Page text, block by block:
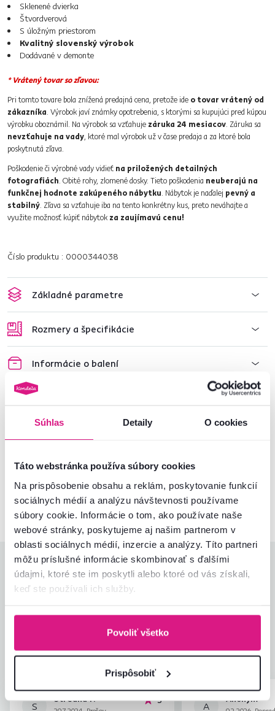
Súhlas Detaily O cookies
Táto webstránka používa súbory cookies
Na prispôsobenie obsahu a reklám, poskytovanie funkcií
sociálnych médií a analýzu návštevnosti používame
súbory cookie. Informácie o tom, ako používate naše
webové stránky, poskytujeme aj našim partnerom v
oblasti sociálnych médií, inzercie a analýzy. Títo partneri
môžu príslušné informácie skombinovať s ďalšími
údajmi, ktoré ste im poskytli alebo ktoré od vás získali,
keď ste používali ich služby.
Povoliť všetko
Prispôsobiť
Sklenené dvierka
Štvordverová
S úložným priestorom
Kvalitný slovenský výrobok
Dodávané v demonte
* Vrátený tovar so zľavou:
Pri tomto tovare bola znížená predajná cena, pretože ide o tovar vrátený od
zákazníka . Výrobok javí známky opotrebenia, s ktorými sa kupujúci pred kúpou
výrobku oboznámil. Na výrobok sa vzťahuje záruka 24 mesiacov . Záruka sa
nevzťahuje na vady , ktoré mal výrobok už v čase predaja a za ktoré bola
poskytnutá zľava.
Poškodenie či výrobné vady vidieť na priložených detailných
fotografiách . Obité rohy, zlomené dosky. Tieto poškodenia neuberajú na
funkčnej hodnote zakúpeného nábytku . Nábytok je naďalej pevný a
stabilný . Zľava sa vzťahuje iba na tento konkrétny kus, preto neváhajte a
využite možnosť kúpiť nábytok za zaujímavú cenu!
Číslo produktu : 0000344038
Základné parametre
Rozmery a špecifikácie
Informácie o balení
Kontaktujte nás a my vám radi poradíme
02/ 40 100 100 Spustiť chat
Hodnotenia produktu
Jednoduchosť montáže
Zabalenie výrobku
Pomer hodnoty a ceny
5,0
S
Stredná P. 5hviezdičiek
A
Anonym